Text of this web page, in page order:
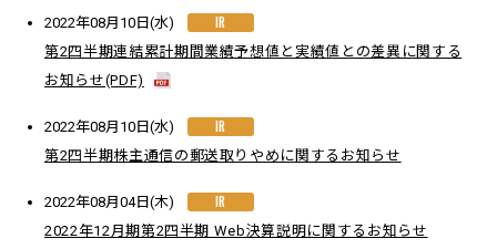
2022年08月10日(水) IR
第2四半期連結累計期間業績予想値と実績値との差異に関する
お知らせ(PDF)
2022年08月10日(水) IR
第2四半期株主通信の郵送取りやめに関するお知らせ
2022年08月04日(木) IR
2022年12月期第2四半期 Web決算説明に関するお知らせ